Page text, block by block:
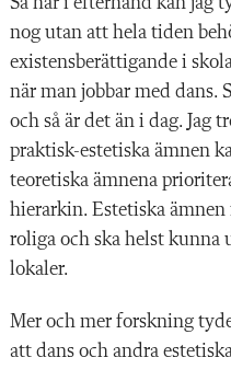
nog utan att hela tiden
existensberättigande i
när man jobbar med dans.
och så är det än i dag. Jag
praktisk-estetiska ämnen
teoretiska ämnena
hierarkin. Estetiska ämnen
roliga och ska helst kunna
lokaler.
Mer och mer forskning
att dans och andra